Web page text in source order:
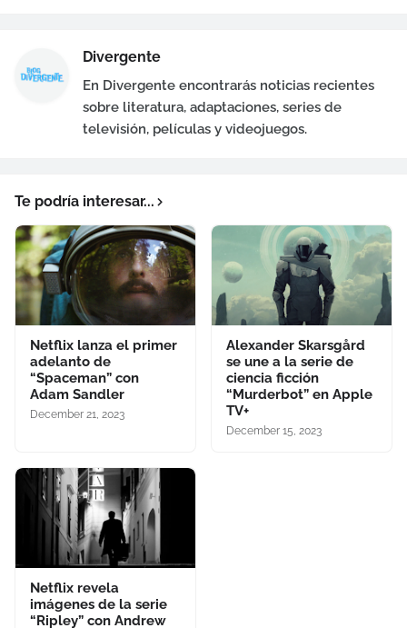
Divergente
En Divergente encontrarás noticias recientes
sobre literatura, adaptaciones, series de
televisión, películas y videojuegos.
Te podría interesar...
Netflix lanza el primer
adelanto de
“Spaceman” con
Adam Sandler
December 21, 2023
Alexander Skarsgård
se une a la serie de
ciencia ficción
“Murderbot” en Apple
TV+
December 15, 2023
Netflix revela
imágenes de la serie
“Ripley” con Andrew